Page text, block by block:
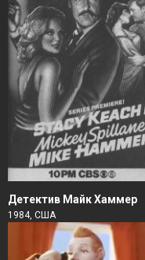
Детектив Майк Хаммер
1984, США